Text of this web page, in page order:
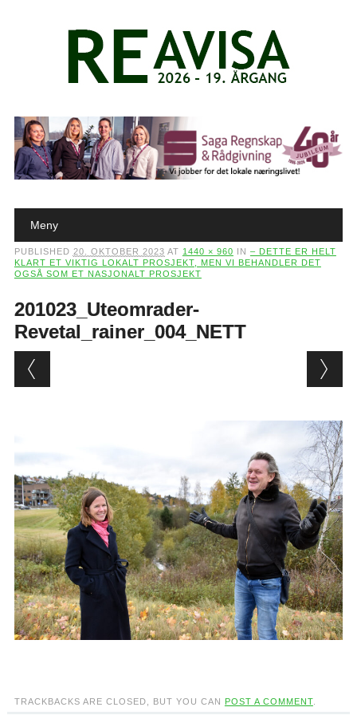
Main menu
Meny
PUBLISHED 20. OKTOBER 2023 AT 1440 × 960 IN – DETTE ER HELT
KLART ET VIKTIG LOKALT PROSJEKT, MEN VI BEHANDLER DET
OGSÅ SOM ET NASJONALT PROSJEKT
201023_Uteomrader-
Revetal_rainer_004_NETT
TRACKBACKS ARE CLOSED, BUT YOU CAN POST A COMMENT.